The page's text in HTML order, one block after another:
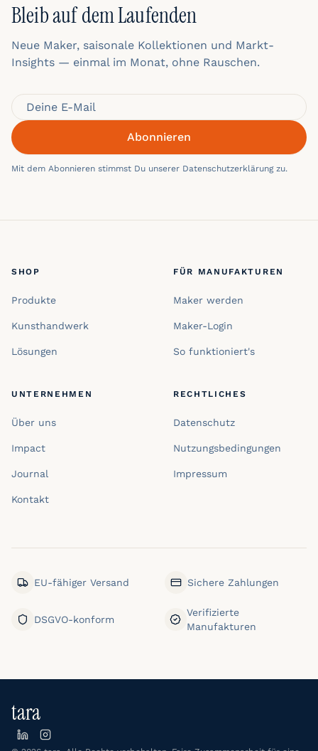
Bleib auf dem Laufenden
Neue Maker, saisonale Kollektionen und Markt-
Insights — einmal im Monat, ohne Rauschen.
Abonnieren
Mit dem Abonnieren stimmst Du unserer Datenschutzerklärung zu.
SHOP
Produkte
Kunsthandwerk
Lösungen
FÜR MANUFAKTUREN
Maker werden
Maker-Login
So funktioniert's
UNTERNEHMEN
Über uns
Impact
Journal
Kontakt
RECHTLICHES
Datenschutz
Nutzungsbedingungen
Impressum
EU-fähiger Versand Sichere Zahlungen
DSGVO-konform
Verifizierte
Manufakturen
tara